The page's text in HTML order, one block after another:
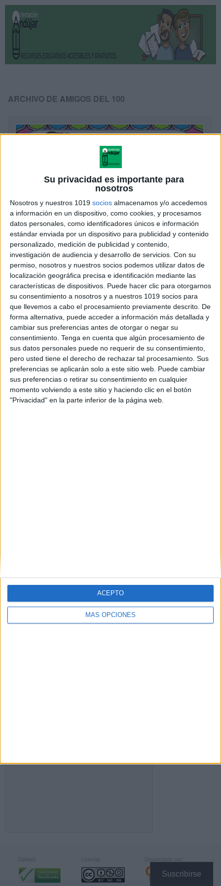
Su privacidad es importante para
nosotros
Nosotros y nuestros 1019 socios almacenamos y/o accedemos
a información en un dispositivo, como cookies, y procesamos
datos personales, como identificadores únicos e información
estándar enviada por un dispositivo para publicidad y contenido
personalizado, medición de publicidad y contenido,
investigación de audiencia y desarrollo de servicios. Con su
permiso, nosotros y nuestros socios podemos utilizar datos de
localización geográfica precisa e identificación mediante las
características de dispositivos. Puede hacer clic para otorgarnos
su consentimiento a nosotros y a nuestros 1019 socios para
que llevemos a cabo el procesamiento previamente descrito. De
forma alternativa, puede acceder a información más detallada y
cambiar sus preferencias antes de otorgar o negar su
consentimiento. Tenga en cuenta que algún procesamiento de
sus datos personales puede no requerir de su consentimiento,
pero usted tiene el derecho de rechazar tal procesamiento. Sus
preferencias se aplicarán solo a este sitio web. Puede cambiar
sus preferencias o retirar su consentimiento en cualquier
momento volviendo a este sitio y haciendo clic en el botón
"Privacidad" en la parte inferior de la página web.
MÁS OPCIONES
ACEPTO
Suscribirse
ARCHIVO DE AMIGOS DEL 100
Los amigos del 100, 200, 500 y 1 000
Publicado el 20 marzo, 2018
Los números 100, 200, 500 y 1 000 están buscando a
sus amigos, ayúdalos a encontrarlos, mencionando el
número que falta para que iguale al 100, 200, 500 ò 1
[…]
SEGUIR LEYENDO
Buscar